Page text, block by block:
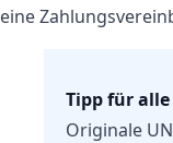
eine
Tipp für
Originale